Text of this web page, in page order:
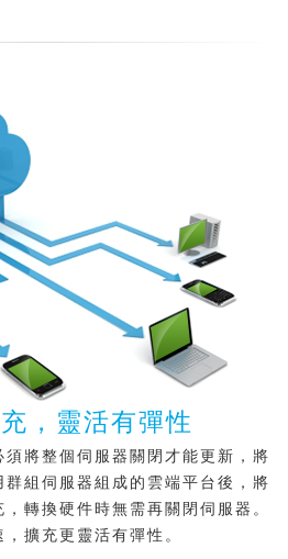
，靈活有彈性
將整個伺服器關閉才能更新，將
組伺服器組成的雲端平台後，將
轉換硬件時無需再關閉伺服器。
擴充更靈活有彈性。